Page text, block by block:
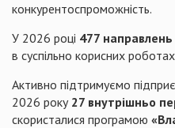
конкурентоспроможність.
У 2026 році 477
в суспільно корисних
Активно підтримуємо
2026 року 27 внутрішньо
скористалися програмою